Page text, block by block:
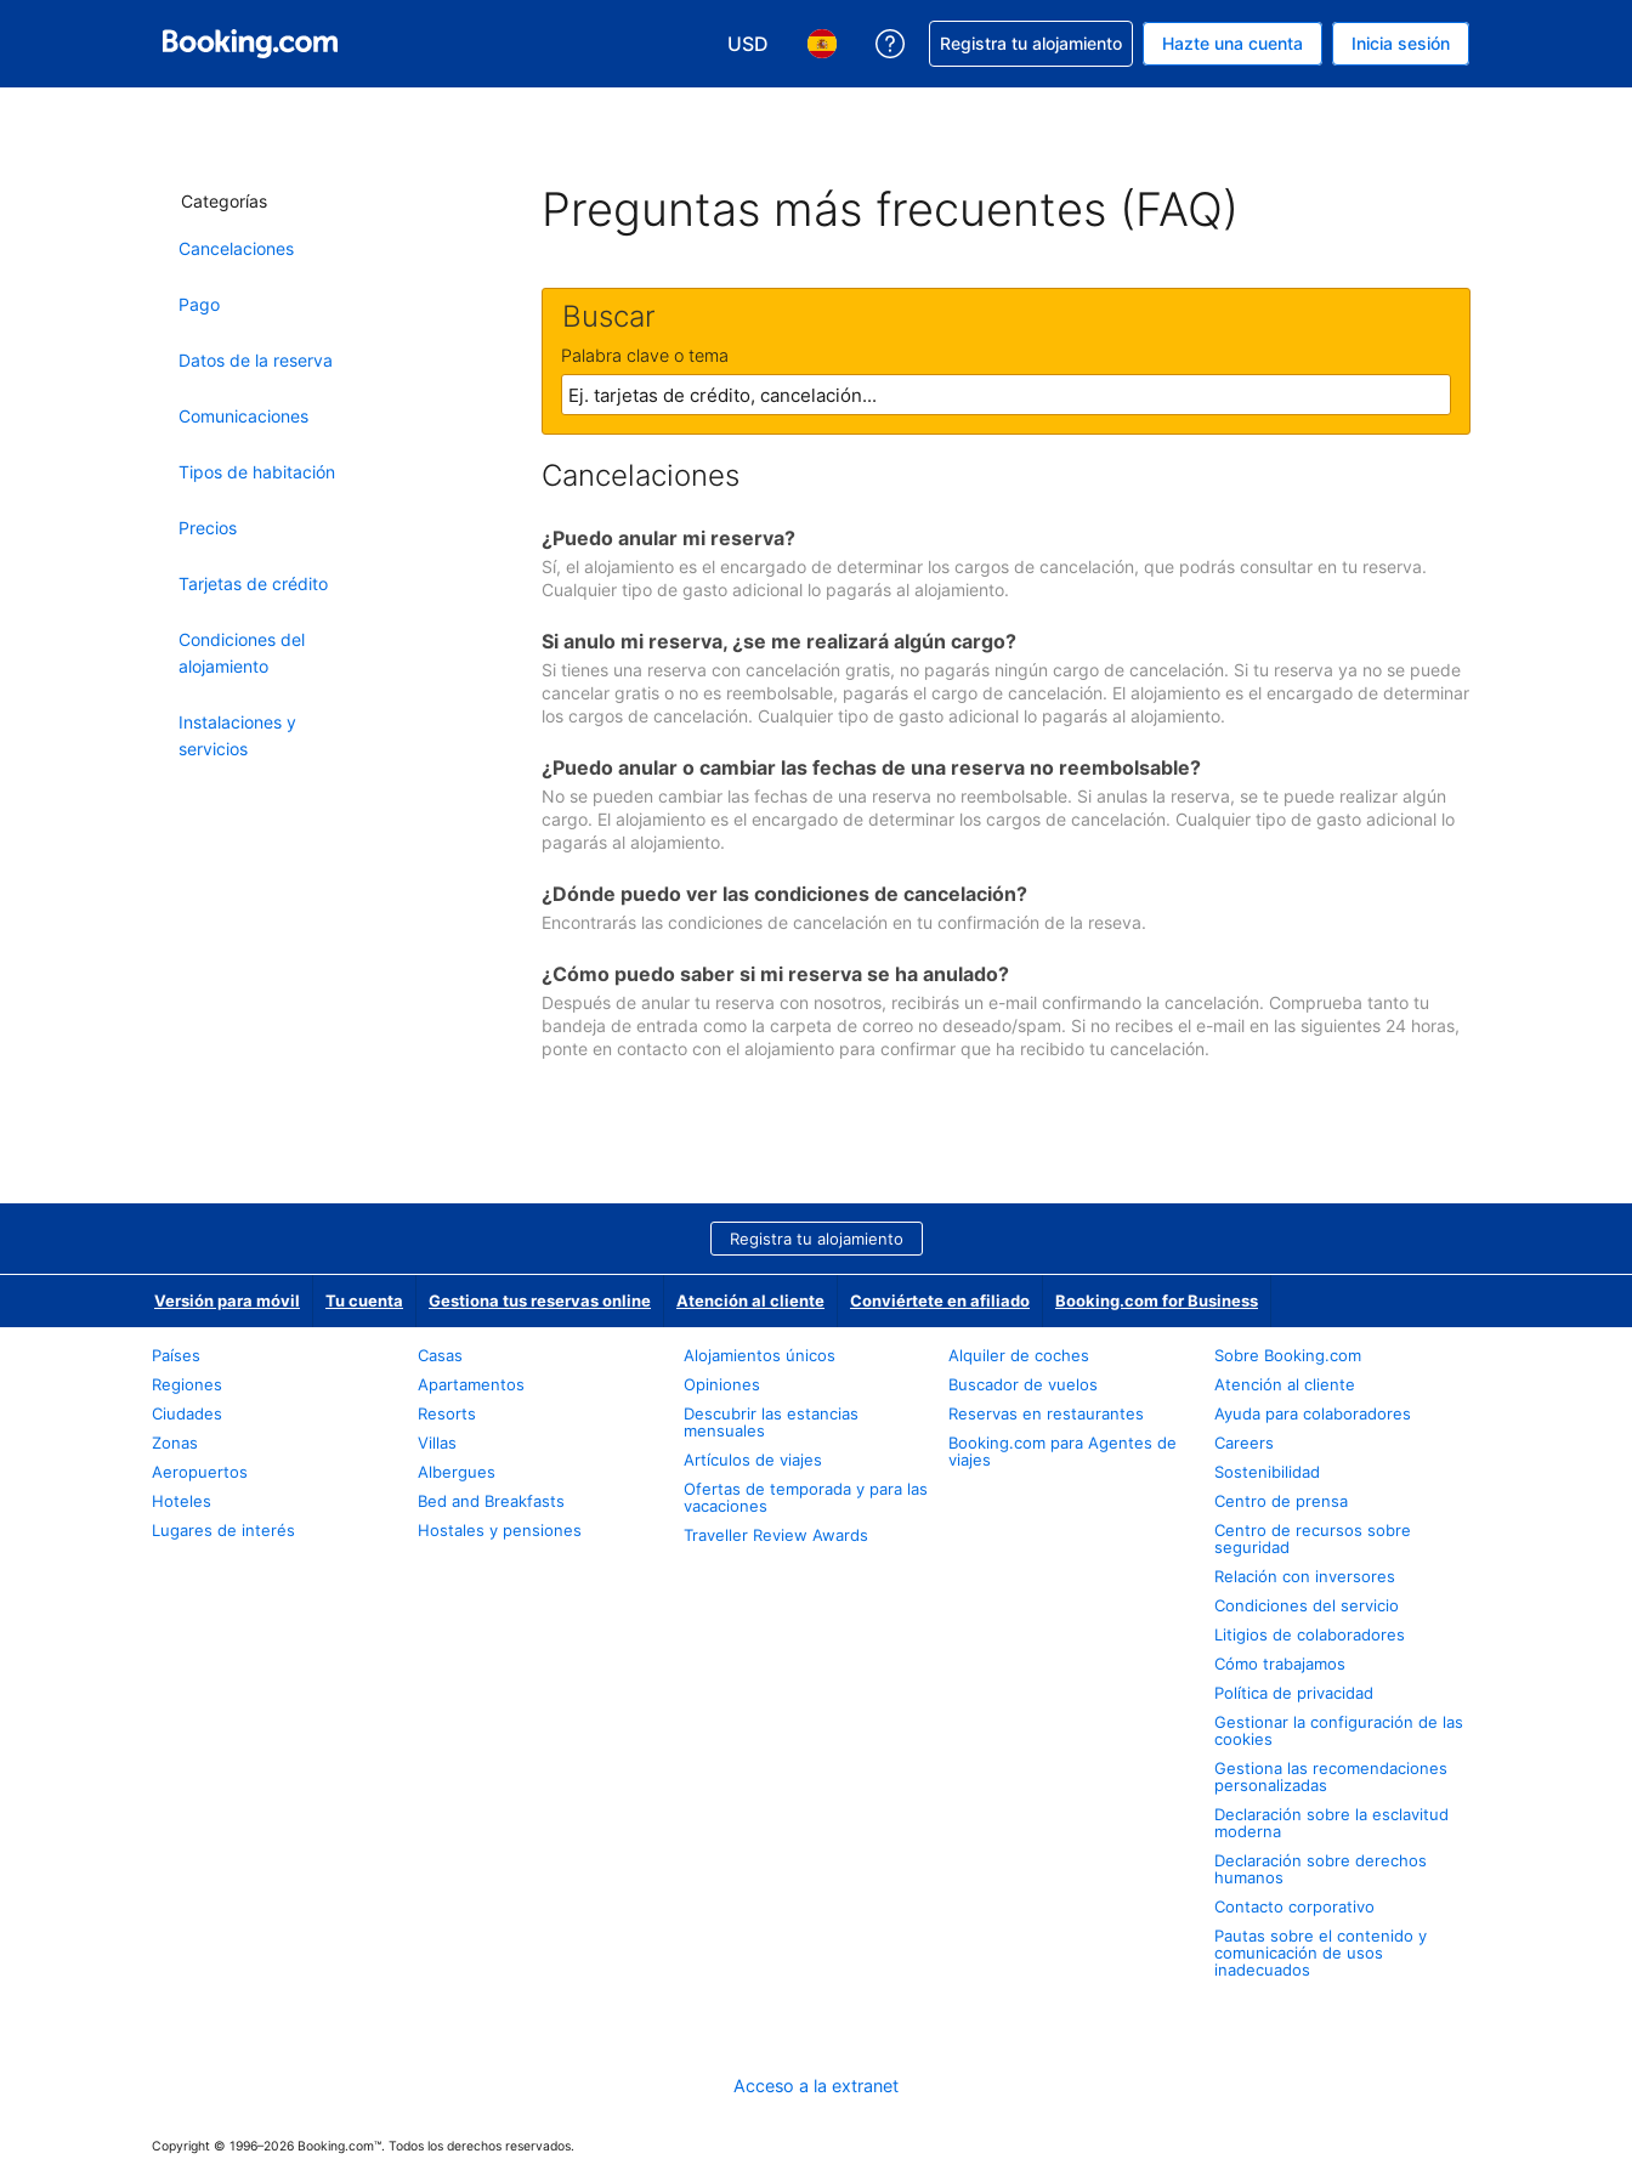
USD
Elegir tu moneda. Tu moneda actual es Dólar de EEUU
Elegir el idioma que prefieres. Tu idioma actual es Español
Obtener ayuda con la reserva
Registra tu alojamiento Hazte una cuenta Inicia sesión
Categorías
Cancelaciones
Pago
Datos de la reserva
Comunicaciones
Tipos de habitación
Precios
Tarjetas de crédito
Condiciones del
alojamiento
Instalaciones y
servicios
Preguntas más frecuentes (FAQ)
Buscar
Palabra clave o tema
Cancelaciones
¿Puedo anular mi reserva?
Sí, el alojamiento es el encargado de determinar los cargos de cancelación, que podrás consultar en tu reserva.
Cualquier tipo de gasto adicional lo pagarás al alojamiento.
Si anulo mi reserva, ¿se me realizará algún cargo?
Si tienes una reserva con cancelación gratis, no pagarás ningún cargo de cancelación. Si tu reserva ya no se puede
cancelar gratis o no es reembolsable, pagarás el cargo de cancelación. El alojamiento es el encargado de determinar
los cargos de cancelación. Cualquier tipo de gasto adicional lo pagarás al alojamiento.
¿Puedo anular o cambiar las fechas de una reserva no reembolsable?
No se pueden cambiar las fechas de una reserva no reembolsable. Si anulas la reserva, se te puede realizar algún
cargo. El alojamiento es el encargado de determinar los cargos de cancelación. Cualquier tipo de gasto adicional lo
pagarás al alojamiento.
¿Dónde puedo ver las condiciones de cancelación?
Encontrarás las condiciones de cancelación en tu confirmación de la reseva.
¿Cómo puedo saber si mi reserva se ha anulado?
Después de anular tu reserva con nosotros, recibirás un e-mail confirmando la cancelación. Comprueba tanto tu
bandeja de entrada como la carpeta de correo no deseado/spam. Si no recibes el e-mail en las siguientes 24 horas,
ponte en contacto con el alojamiento para confirmar que ha recibido tu cancelación.
Registra tu alojamiento
Versión para móvil Tu cuenta Gestiona tus reservas online Atención al cliente Conviértete en afiliado Booking.com for Business
Países
Regiones
Ciudades
Zonas
Aeropuertos
Hoteles
Lugares de interés
Casas
Apartamentos
Resorts
Villas
Albergues
Bed and Breakfasts
Hostales y pensiones
Alojamientos únicos
Opiniones
Descubrir las estancias
mensuales
Artículos de viajes
Ofertas de temporada y para las
vacaciones
Traveller Review Awards
Alquiler de coches
Buscador de vuelos
Reservas en restaurantes
Booking.com para Agentes de
viajes
Sobre Booking.com
Atención al cliente
Ayuda para colaboradores
Careers
Sostenibilidad
Centro de prensa
Centro de recursos sobre
seguridad
Relación con inversores
Condiciones del servicio
Litigios de colaboradores
Cómo trabajamos
Política de privacidad
Gestionar la configuración de las
cookies
Gestiona las recomendaciones
personalizadas
Declaración sobre la esclavitud
moderna
Declaración sobre derechos
humanos
Contacto corporativo
Pautas sobre el contenido y
comunicación de usos
inadecuados
Acceso a la extranet
Copyright © 1996–2026 Booking.com™. Todos los derechos reservados.